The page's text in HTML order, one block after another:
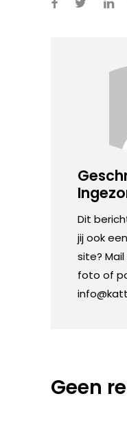
Dit
jij ook
site?
foto of
Geen